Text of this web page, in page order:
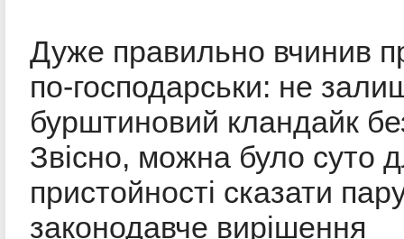
Дуже правильно вчинив
по-господарськи: не
бурштиновий кландайк
Звісно, можна було суто
пристойності сказати
законодавче вирішення